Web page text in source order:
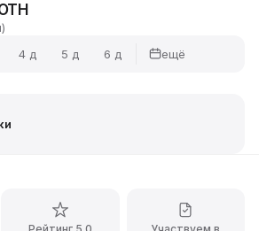
4 д 5 д 6 д ещё